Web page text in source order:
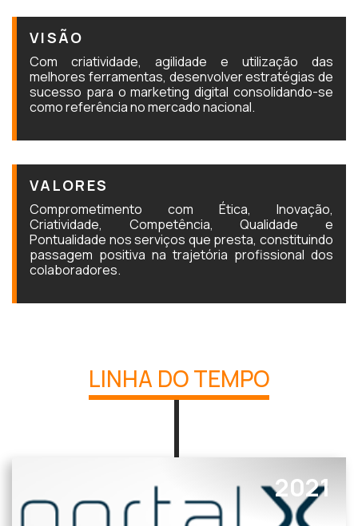
VISÃO
Com criatividade, agilidade e utilização das
melhores ferramentas, desenvolver estratégias de
sucesso para o marketing digital consolidando-se
como referência no mercado nacional.
VALORES
Comprometimento com Ética, Inovação,
Criatividade, Competência, Qualidade e
Pontualidade nos serviços que presta, constituindo
passagem positiva na trajetória profissional dos
colaboradores.
LINHA DO TEMPO
2021